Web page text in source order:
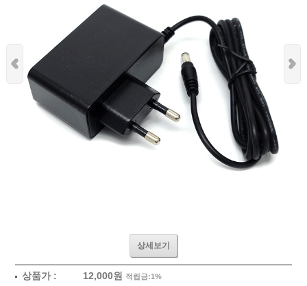
상세보기
상품가 : 12,000원 적립금:1%